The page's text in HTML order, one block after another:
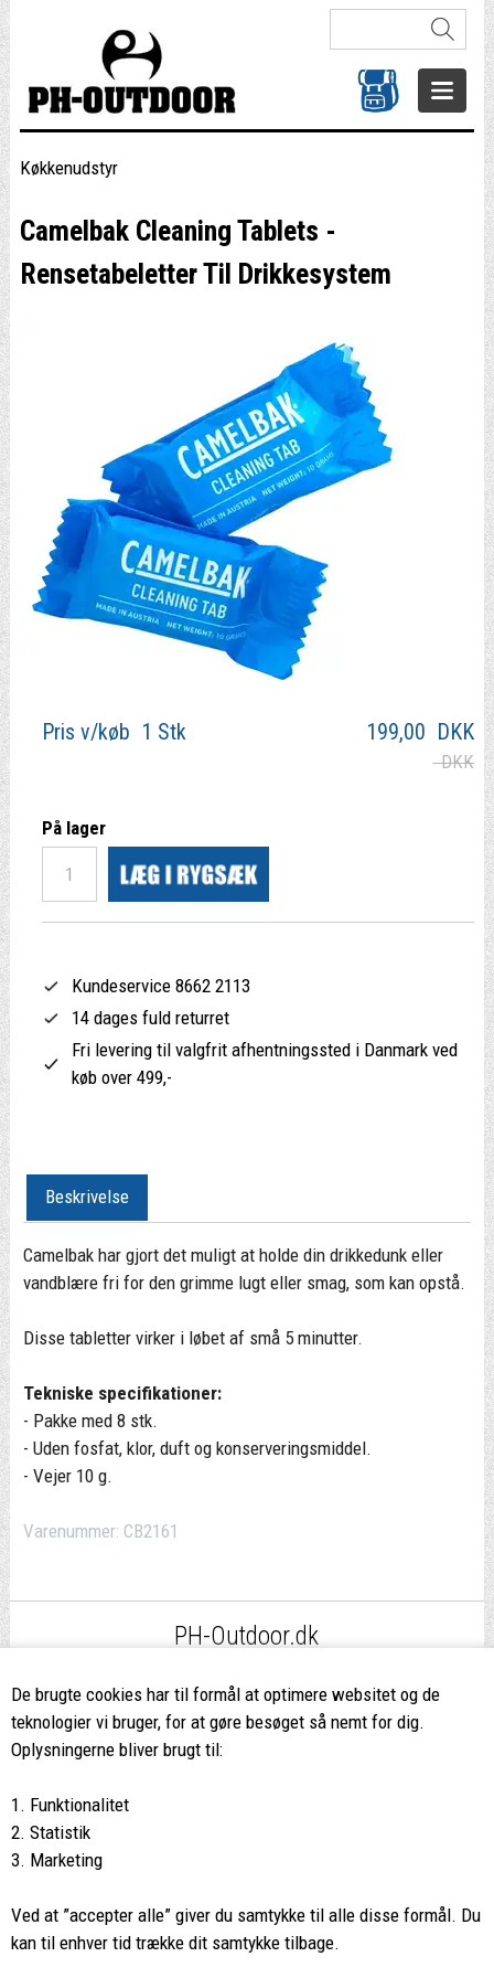
De brugte cookies har til formål at optimere websitet og de
teknologier vi bruger, for at gøre besøget så nemt for dig.
Oplysningerne bliver brugt til:
1. Funktionalitet
2. Statistik
3. Marketing
Ved at ”accepter alle” giver du samtykke til alle disse formål. Du
kan til enhver tid trække dit samtykke tilbage.
Køkkenudstyr
Camelbak Cleaning Tablets -
Rensetabeletter Til Drikkesystem
Pris v/køb 1 Stk 199,00 DKK
DKK
På lager
Kundeservice 8662 2113
14 dages fuld returret
Fri levering til valgfrit afhentningssted i Danmark ved
køb over 499,-
Beskrivelse
Camelbak har gjort det muligt at holde din drikkedunk eller
vandblære fri for den grimme lugt eller smag, som kan opstå.
Disse tabletter virker i løbet af små 5 minutter.
Tekniske specifikationer:
- Pakke med 8 stk.
- Uden fosfat, klor, duft og konserveringsmiddel.
- Vejer 10 g.
Varenummer: CB2161
PH-Outdoor.dk
ved køb over 499,-*
8662 2113
Vi glæder os til at se dig